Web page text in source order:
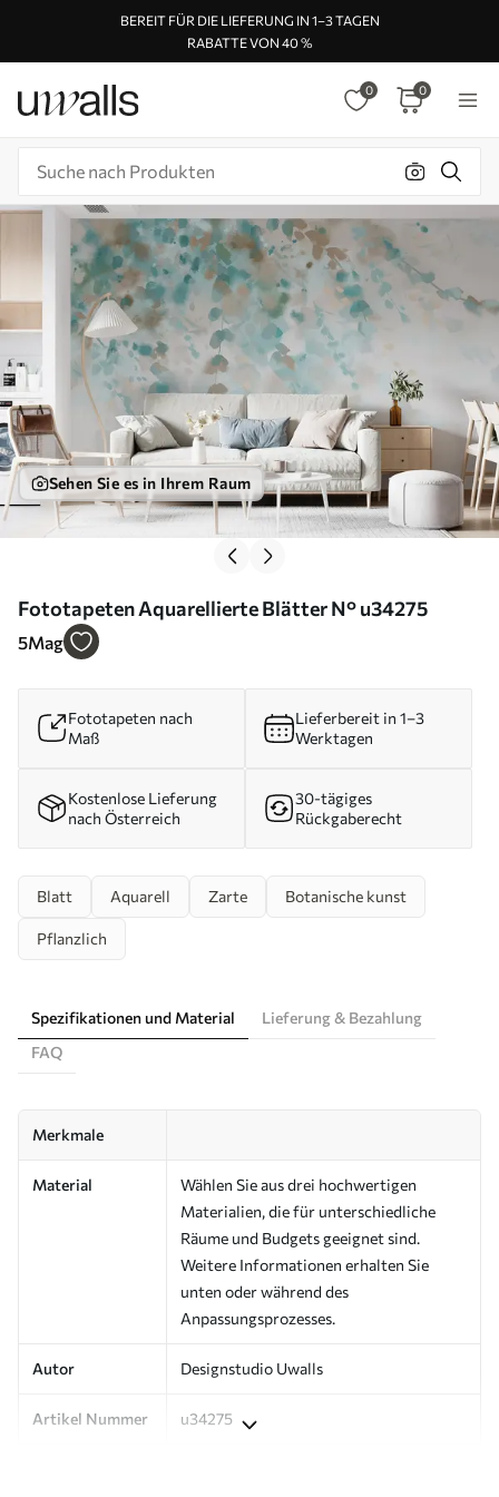
BEREIT FÜR DIE LIEFERUNG IN 1–3 TAGEN
RABATTE VON 40 %
0 0
Sehen Sie es in Ihrem Raum
Fototapeten Aquarellierte Blätter N° u34275
5Mag
Fototapeten nach
Maß
Lieferbereit in 1–3
Werktagen
Kostenlose Lieferung
nach Österreich
30-tägiges
Rückgaberecht
Blatt Aquarell Zarte Botanische kunst
Pflanzlich
Spezifikationen und Material
Lieferung & Bezahlung
FAQ
Merkmale
Material
Wählen Sie aus drei hochwertigen
Materialien, die für unterschiedliche
Räume und Budgets geeignet sind.
Weitere Informationen erhalten Sie
unten oder während des
Anpassungsprozesses.
Autor Designstudio Uwalls
Artikel Nummer u34275